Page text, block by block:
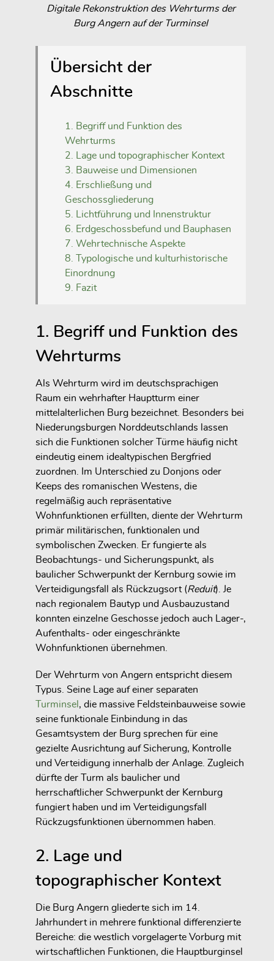
Digitale Rekonstruktion des Wehrturms der
Burg Angern auf der Turminsel
Übersicht der
Abschnitte
1. Begriff und Funktion des
Wehrturms
2. Lage und topographischer Kontext
3. Bauweise und Dimensionen
4. Erschließung und
Geschossgliederung
5. Lichtführung und Innenstruktur
6. Erdgeschossbefund und Bauphasen
7. Wehrtechnische Aspekte
8. Typologische und kulturhistorische
Einordnung
9. Fazit
1. Begriff und Funktion des
Wehrturms
Als Wehrturm wird im deutschsprachigen
Raum ein wehrhafter Hauptturm einer
mittelalterlichen Burg bezeichnet. Besonders bei
Niederungsburgen Norddeutschlands lassen
sich die Funktionen solcher Türme häufig nicht
eindeutig einem idealtypischen Bergfried
zuordnen. Im Unterschied zu Donjons oder
Keeps des romanischen Westens, die
regelmäßig auch repräsentative
Wohnfunktionen erfüllten, diente der Wehrturm
primär militärischen, funktionalen und
symbolischen Zwecken. Er fungierte als
Beobachtungs- und Sicherungspunkt, als
baulicher Schwerpunkt der Kernburg sowie im
Verteidigungsfall als Rückzugsort (Reduit). Je
nach regionalem Bautyp und Ausbauzustand
konnten einzelne Geschosse jedoch auch Lager-,
Aufenthalts- oder eingeschränkte
Wohnfunktionen übernehmen.
Der Wehrturm von Angern entspricht diesem
Typus. Seine Lage auf einer separaten
Turminsel , die massive Feldsteinbauweise sowie
seine funktionale Einbindung in das
Gesamtsystem der Burg sprechen für eine
gezielte Ausrichtung auf Sicherung, Kontrolle
und Verteidigung innerhalb der Anlage. Zugleich
dürfte der Turm als baulicher und
herrschaftlicher Schwerpunkt der Kernburg
fungiert haben und im Verteidigungsfall
Rückzugsfunktionen übernommen haben.
2. Lage und
topographischer Kontext
Die Burg Angern gliederte sich im 14.
Jahrhundert in mehrere funktional differenzierte
Bereiche: die westlich vorgelagerte Vorburg mit
wirtschaftlichen Funktionen, die Hauptburginsel